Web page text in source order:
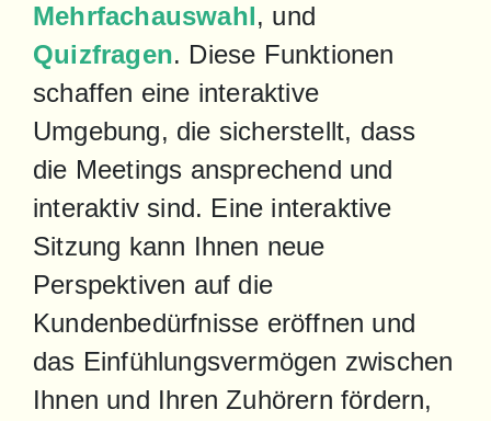
Mehrfachauswahl
Quizfragen. Diese Funktionen
schaffen eine interaktive
Umgebung, die sicherstellt, dass
die Meetings ansprechend und
interaktiv sind. Eine interaktive
Sitzung kann Ihnen neue
Perspektiven auf die
Kundenbedürfnisse eröffnen und
das Einfühlungsvermögen zwischen
Ihnen und Ihren Zuhörern fördern,